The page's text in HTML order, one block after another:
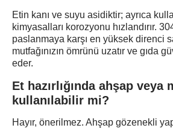
Etin kanı ve suyu asidiktir; ayrıca
kimyasalları korozyonu hızlandırır.
paslanmaya karşı en yüksek direnci
mutfağınızın ömrünü uzatır ve gıda
eder.
Et hazırlığında ahşap veya
kullanılabilir mi?
Hayır, önerilmez. Ahşap gözenekli